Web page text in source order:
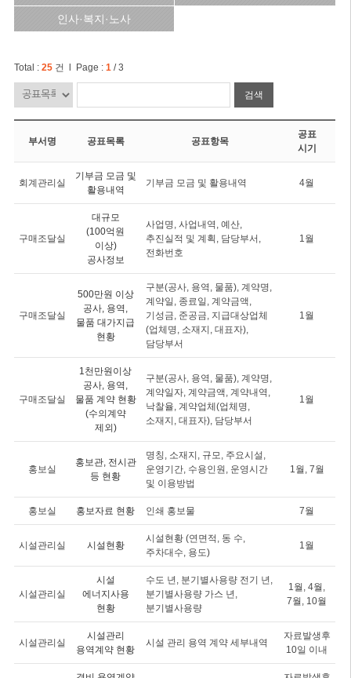
인사·복지·노사
Total : 25건 l Page : 1/ 3
검색
부서명 공표목록 공표항목
공표
시기
회계관리실
기부금 모금 및
활용내역
기부금 모금 및 활용내역 4월
구매조달실
대규모
(100억원
이상)
공사정보
사업명, 사업내역, 예산,
추진실적 및 계획, 담당부서,
전화번호
1월
구매조달실
500만원 이상
공사, 용역,
물품 대가지급
현황
구분(공사, 용역, 물품), 계약명,
계약일, 종료일, 계약금액,
기성금, 준공금, 지급대상업체
(업체명, 소재지, 대표자),
담당부서
1월
구매조달실
1천만원이상
공사, 용역,
물품 계약 현황
(수의계약
제외)
구분(공사, 용역, 물품), 계약명,
계약일자, 계약금액, 계약내역,
낙찰율, 계약업체(업체명,
소재지, 대표자), 담당부서
1월
홍보실
홍보관, 전시관
등 현황
명칭, 소재지, 규모, 주요시설,
운영기간, 수용인원, 운영시간
및 이용방법
1월, 7월
홍보실 홍보자료 현황 인쇄 홍보물 7월
시설관리실 시설현황
시설현황 (연면적, 동 수,
주차대수, 용도)
1월
시설관리실
시설
에너지사용
현황
수도 년, 분기별사용량 전기 년,
분기별사용량 가스 년,
분기별사용량
1월, 4월,
7월, 10월
시설관리실
시설관리
용역계약 현황
시설 관리 용역 계약 세부내역
자료발생후
10일 이내